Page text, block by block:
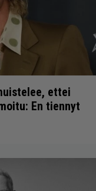
ettei
En tiennyt